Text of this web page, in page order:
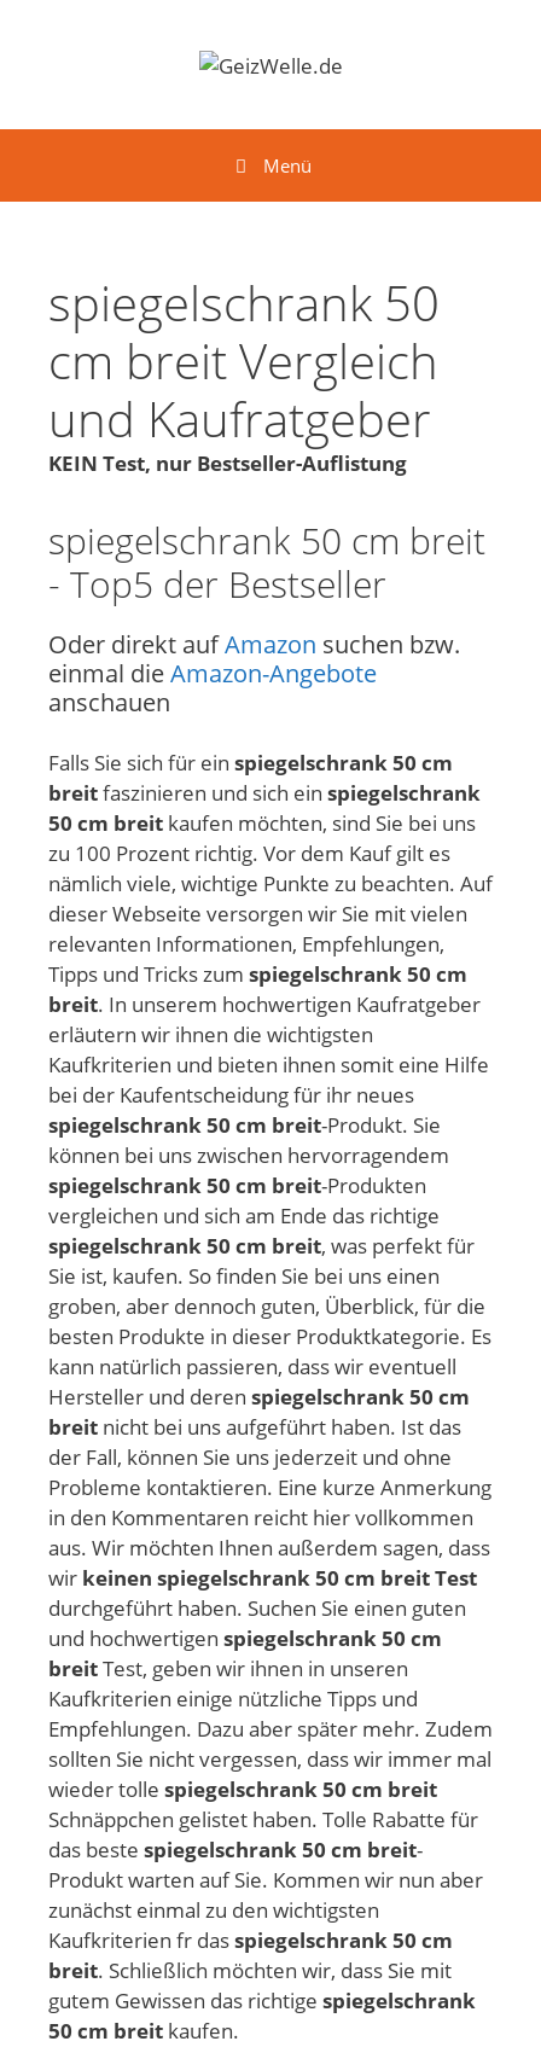
Menü
spiegelschrank 50
cm breit Vergleich
und Kaufratgeber
KEIN Test, nur Bestseller-Auflistung
spiegelschrank 50 cm breit
- Top5 der Bestseller
Oder direkt aufAmazon suchen bzw.
einmal dieAmazon-Angebote
anschauen
Falls Sie sich für ein spiegelschrank 50 cm
breitfaszinieren und sich ein spiegelschrank
50 cm breit kaufen möchten, sind Sie bei uns
zu 100 Prozent richtig. Vor dem Kauf gilt es
nämlich viele, wichtige Punkte zu beachten. Auf
dieser Webseite versorgen wir Sie mit vielen
relevanten Informationen, Empfehlungen,
Tipps und Tricks zum spiegelschrank 50 cm
breit. In unserem hochwertigen Kaufratgeber
erläutern wir ihnen die wichtigsten
Kaufkriterien und bieten ihnen somit eine Hilfe
bei der Kaufentscheidung für ihr neues
spiegelschrank 50 cm breit-Produkt. Sie
können bei uns zwischen hervorragendem
spiegelschrank 50 cm breit-Produkten
vergleichen und sich am Ende das richtige
spiegelschrank 50 cm breit, was perfekt für
Sie ist, kaufen. So finden Sie bei uns einen
groben, aber dennoch guten, Überblick, für die
besten Produkte in dieser Produktkategorie. Es
kann natürlich passieren, dass wir eventuell
Hersteller und deren spiegelschrank 50 cm
breit nicht bei uns aufgeführt haben. Ist das
der Fall, können Sie uns jederzeit und ohne
Probleme kontaktieren. Eine kurze Anmerkung
in den Kommentaren reicht hier vollkommen
aus. Wir möchten Ihnen außerdem sagen, dass
wir keinen spiegelschrank 50 cm breit Test
durchgeführt haben. Suchen Sie einen guten
und hochwertigen spiegelschrank 50 cm
breitTest, geben wir ihnen in unseren
Kaufkriterien einige nützliche Tipps und
Empfehlungen. Dazu aber später mehr. Zudem
sollten Sie nicht vergessen, dass wir immer mal
wieder tolle spiegelschrank 50 cm breit
Schnäppchen gelistet haben. Tolle Rabatte für
das beste spiegelschrank 50 cm breit-
Produkt warten auf Sie. Kommen wir nun aber
zunächst einmal zu den wichtigsten
Kaufkriterien fr dasspiegelschrank 50 cm
breit. Schließlich möchten wir, dass Sie mit
gutem Gewissen das richtige spiegelschrank
50 cm breit kaufen.